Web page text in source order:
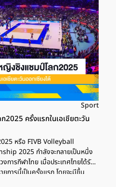
Sport
ครั้งแรกในเอเชียตะวัน
หรือ FIVB Volleyball
2025 กำลังจะกลายเป็นหนึ่ง
ารกีฬาไทย เมื่อประเทศไทยได้รับ
ยการนี้เป็นครั้งแรก โดยจะมีขึ้น